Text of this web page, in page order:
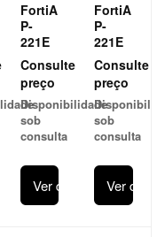
FortiA
P-
221E
Consulte
preço
Disponibilidade
sob
consulta
Ver detalhes
FortiA
P-
221E
Consulte
preço
sob
consulta
Ver